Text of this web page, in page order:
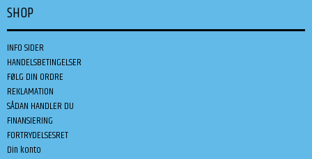
SHOP
INFO SIDER
HANDELSBETINGELSER
FØLG DIN ORDRE
REKLAMATION
SÅDAN HANDLER DU
FINANSIERING
FORTRYDELSESRET
Din konto